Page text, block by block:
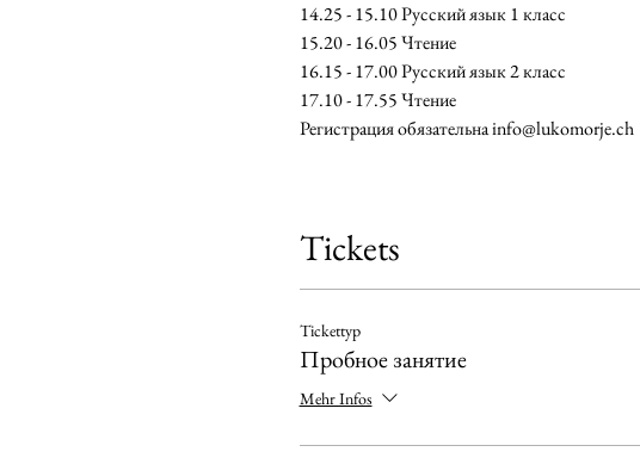
14.25 - 15.10 Русский язык 1 класс
15.20 - 16.05 Чтение
16.15 - 17.00 Русский язык 2 класс
17.10 - 17.55 Чтение
Регистрация обязательна info@lukomorje.ch
Tickets
Tickettyp
Пробное занятие
Mehr Infos